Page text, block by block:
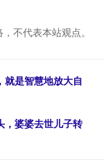
不代表本站观点。
就是智慧地放大自
，婆婆去世儿子转